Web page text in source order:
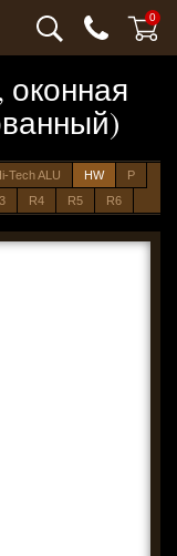
0
оконная
Tech ALU HW
P
R4 R5 R6